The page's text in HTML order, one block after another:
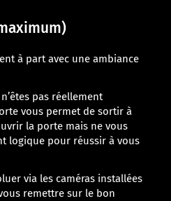
à part avec une ambiance
pas réellement
vous permet de sortir à
la porte mais ne vous
logique pour réussir à vous
via les caméras installées
remettre sur le bon